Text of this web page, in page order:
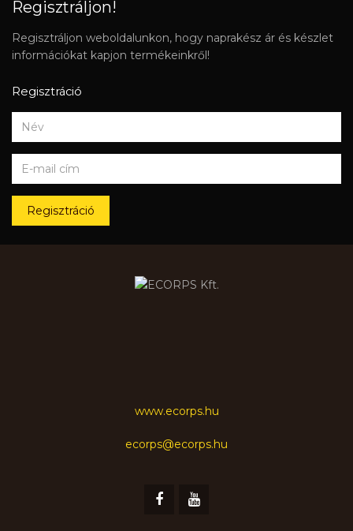
Regisztráljon!
Regisztráljon weboldalunkon, hogy naprakész ár és készlet
információkat kapjon termékeinkről!
Regisztráció
Regisztráció
www.ecorps.hu
ecorps@ecorps.hu